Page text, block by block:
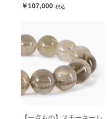
107,000